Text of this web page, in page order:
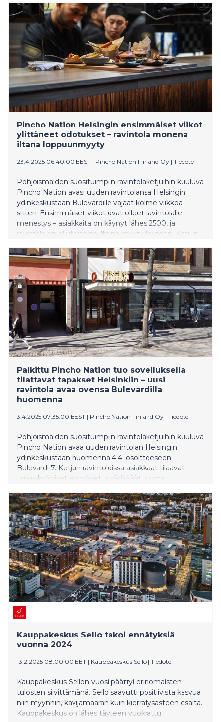
Pincho Nation Helsingin ensimmäiset viikot
ylittäneet odotukset – ravintola monena
iltana loppuunmyyty
23.4.2025 06:40:00 EEST | Pincho Nation Finland Oy | Tiedote
Pohjoismaiden suosituimpiin ravintolaketjuihin kuuluva
Pincho Nation avasi uuden ravintolansa Helsingin
ydinkeskustaan Bulevardille vajaat kolme viikkoa
sitten. Ensimmäiset viikot ovat olleet ravintolalle
menestys – asiakkaita on käynyt lähes 2500, ja
ravintola on ollut useina iltoina myyty täyteen. Ketjun
tulevien kolmen vuoden aikana.
Palkittu Pincho Nation tuo sovelluksella
tilattavat tapakset Helsinkiin – uusi
ravintola avaa ovensa Bulevardilla
huomenna
3.4.2025 07:35:00 EEST | Pincho Nation Finland Oy | Tiedote
Pohjoismaiden suosituimpiin ravintolaketjuihin kuuluva
Pincho Nation avaa uuden ravintolan Helsingin
ydinkeskustaan huomenna 4.4. osoitteeseen
Bulevardi 7. Ketjun ravintoloissa asiakkaat tilaavat
tapas-kokoiset annokset ja värikkäät juomat
Suomessa 10 franchising-ravintolaa tulevien kolmen
vuoden aikana.
Kauppakeskus Sello takoi ennätyksiä
vuonna 2024
13.2.2025 08:00:00 EET | Kauppakeskus Sello | Tiedote
Kauppakeskus Sellon vuosi päättyi erinomaisten
tulosten siivittämänä. Sello saavutti positiivista kasvua
niin myynnin, kävijämäärän kuin kierrätysasteen osalta.
Kauppakeskus on lähes täyteen vuokrattu.